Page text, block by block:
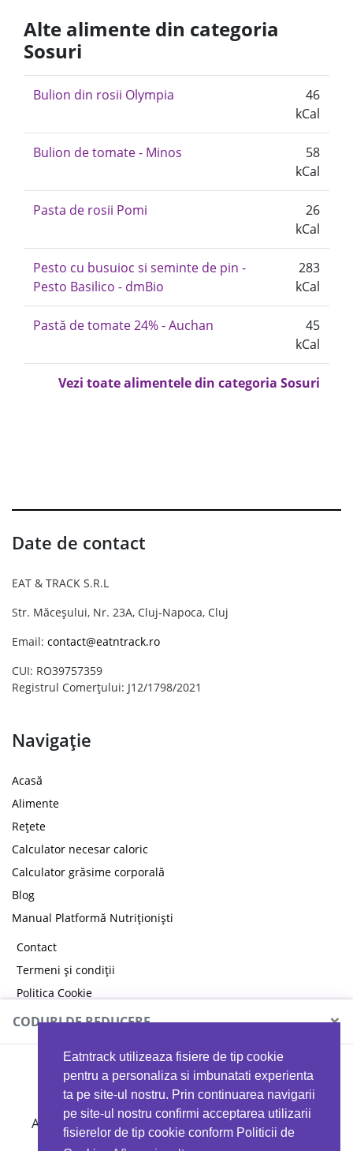
Eatntrack utilizeaza fisiere de tip cookie
pentru a personaliza si imbunatati experienta
ta pe site-ul nostru. Prin continuarea navigarii
pe site-ul nostru confirmi acceptarea utilizarii
fisierelor de tip cookie conform Politicii de
Alte alimente din categoria
Sosuri
Bulion din rosii Olympia
46
kCal
Bulion de tomate - Minos
58
kCal
Pasta de rosii Pomi
26
kCal
Pesto cu busuioc si seminte de pin -
Pesto Basilico - dmBio
283
kCal
Pastă de tomate 24% - Auchan
45
kCal
Vezi toate alimentele din categoria Sosuri
Date de contact
EAT & TRACK S.R.L
Str. Măceșului, Nr. 23A, Cluj-Napoca, Cluj
Email: contact@eatntrack.ro
CUI: RO39757359
Registrul Comerțului: J12/1798/2021
Navigație
Acasă
Alimente
Rețete
Calculator necesar caloric
Calculator grăsime corporală
Blog
Manual Platformă Nutriționiști
Contact
Termeni și condiții
Politica Cookie
Politica de confidențialitate
CODURI DE REDUCERE ×
MYPROTEIN
Ai 40%reducere la orice comandă folosind codul
EATTRACK